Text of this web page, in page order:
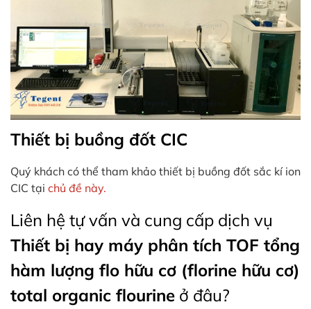
Thiết bị buồng đốt CIC
Quý khách có thể tham khảo thiết bị buồng đốt sắc kí ion
CIC tại chủ đề này.
Liên hệ tự vấn và cung cấp dịch vụ
Thiết bị hay máy phân tích TOF tổng
hàm lượng flo hữu cơ (florine hữu cơ)
total organic flourine ở đâu?